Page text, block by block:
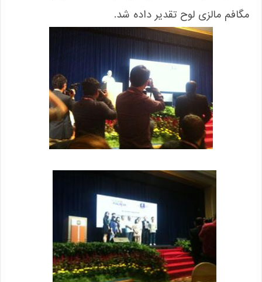
مگافم مالزی لوح تقدیر داده شد.